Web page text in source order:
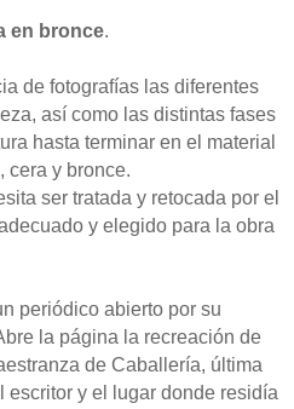
en bronce.
de fotografías las diferentes
así como las distintas fases
hasta terminar en el material
cera y bronce.
ser tratada y retocada por el
y elegido para la obra
periódico abierto por su
la página la recreación de
de Caballería, última
y el lugar donde residía